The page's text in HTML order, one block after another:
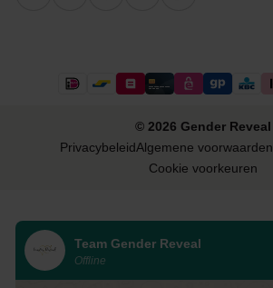
© 2026 Gender Reveal
PrivacybeleidAlgemene voorwaarden
Cookie voorkeuren
Team Gender Reveal
Offline